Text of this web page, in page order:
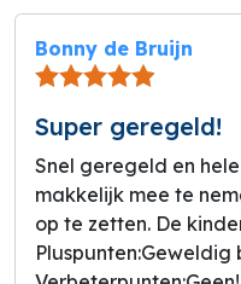
Bonny de Bruijn
Super geregeld!
Snel geregeld en
makkelijk mee te
op te zetten. De
Pluspunten:Geweldig